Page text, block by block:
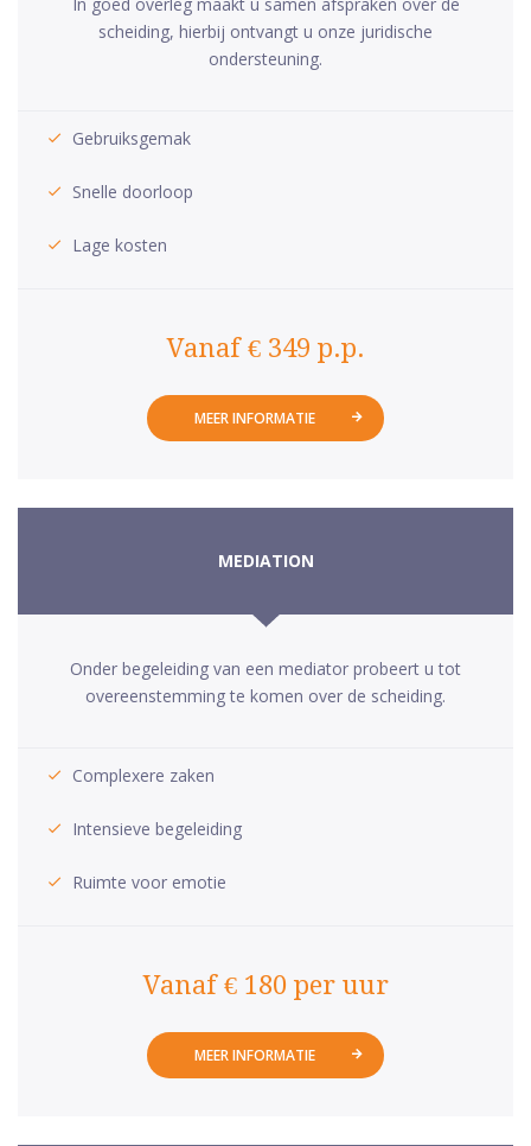
scheiding, hierbij ontvangt u onze juridische
ondersteuning.
Gebruiksgemak
Snelle doorloop
Lage kosten
Vanaf € 349 p.p.
MEER INFORMATIE
MEDIATION
Onder begeleiding van een mediator probeert u tot
overeenstemming te komen over de scheiding.
Complexere zaken
Intensieve begeleiding
Ruimte voor emotie
Vanaf € 180 per uur
MEER INFORMATIE